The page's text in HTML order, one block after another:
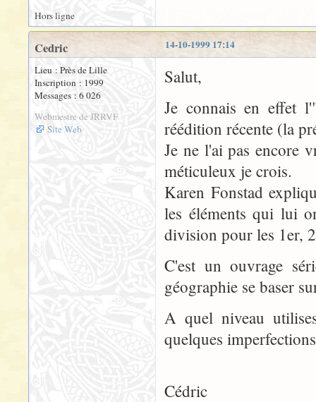
Hors ligne
14-10-1999 17:14
Cedric
Lieu : Près de Lille
Inscription : 1999
Messages : 6 026
Webmestre de JRRVF
Site Web
Salut,
Je connais en effet
réédition récente (la
Je ne l'ai pas encore
méticuleux je crois.
Karen Fonstad
les éléments qui lui
division pour les 1er,
C'est un ouvrage
géographie se baser
A quel niveau
quelques
Cédric